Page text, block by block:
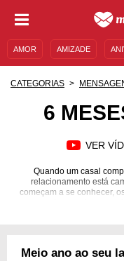
AMOR AMIZADE
CATEGORIAS
6
VER
Quando um casal
relacionamento está
começam a se conhecer,
ganham cada vez
pessoa que está dividindo
Meio ano ao seu